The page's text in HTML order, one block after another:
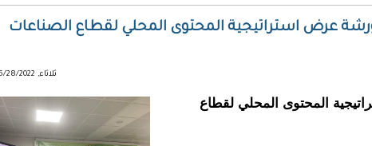
عرض استراتيجية المحتوى المحلي لقطاع الصناعات
ثلاثاء, 06/28/2022 - 15:36
المحتوى المحلي لقطاع